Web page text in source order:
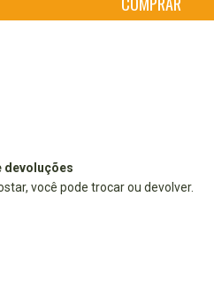
devoluções
você pode trocar ou devolver.